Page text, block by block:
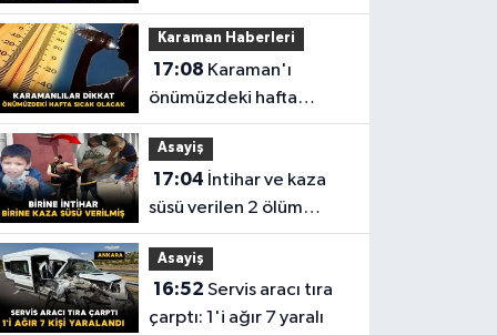
Hazırlanıyor
Karaman Haberleri
17:08
önümüzdeki hafta
sıcaklıklar esir aldı
Asayiş
17:04
süsü verilen 2 ölüm
aydınlatıldı
Asayiş
16:52
çarptı: 1'i ağır 7 yaralı